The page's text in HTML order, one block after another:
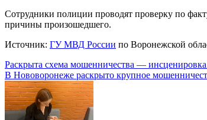
Сотрудники полиции проводят проверку по
причины произошедшего.
Источник: ГУ МВД России по Воронежской
Навигация
по
записям
Раскрыта схема мошенничества —
В Нововоронеже раскрыто крупное